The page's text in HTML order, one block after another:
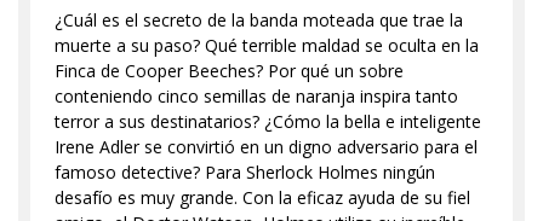
¿Cuál es el secreto de la banda moteada que trae la
muerte a su paso? Qué terrible maldad se oculta en la
Finca de Cooper Beeches? Por qué un sobre
conteniendo cinco semillas de naranja inspira tanto
terror a sus destinatarios? ¿Cómo la bella e inteligente
Irene Adler se convirtió en un digno adversario para el
famoso detective? Para Sherlock Holmes ningún
desafío es muy grande. Con la eficaz ayuda de su fiel